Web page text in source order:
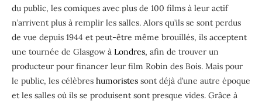
du public, les comiques avec plus de 100 films à leur actif
n’arrivent plus à remplir les salles. Alors qu’ils se sont perdus
de vue depuis 1944 et peut-être même brouillés, ils acceptent
une tournée de Glasgow à Londres, afin de trouver un
producteur pour financer leur film Robin des Bois. Mais pour
le public, les célèbres humoristes sont déjà d’une autre époque
et les salles où ils se produisent sont presque vides. Grâce à